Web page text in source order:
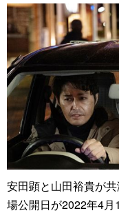
安田顕と山田裕貴が
場公開日が2022年4月